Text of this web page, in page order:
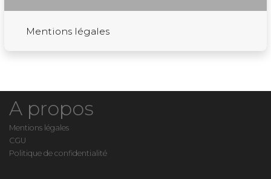
Mentions légales
A propos
Mentions légales
CGU
Politique de confidentialité